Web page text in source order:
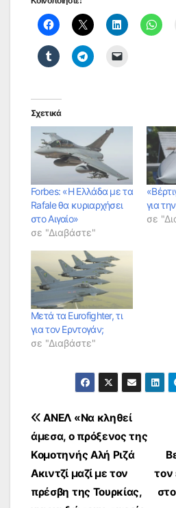
Σχετικά
Forbes: «Η Ελλάδα με τα
Rafale θα κυριαρχήσει
στο Αιγαίο»
σε "Διαβάστε"
για
σε
Μετά τα Eurofighter, τι
για τον Ερντογάν;
σε "Διαβάστε"
Πλοήγηση
άρθρων
τον
ΑΝΕΛ «Να κληθεί
άμεσα, ο πρόξενος της
Κομοτηνής Αλή Ριζά
Ακιντζί μαζί με τον
πρέσβη της Τουρκίας,